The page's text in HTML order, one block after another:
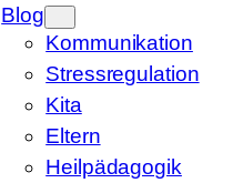
Blog
Kommunikation
Stressregulation
Kita
Eltern
Heilpädagogik